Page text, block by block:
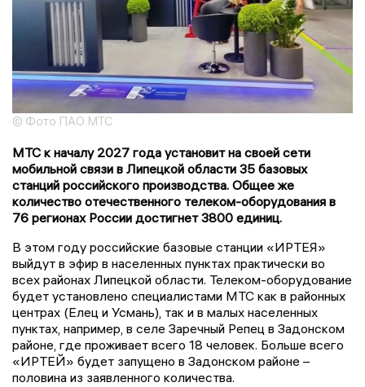
© Фото ПАО МТС
МТС к началу 2027 года установит на своей сети
мобильной связи в Липецкой области 35 базовых
станций российского производства. Общее же
количество отечественного телеком-оборудования в
76 регионах России достигнет 3800 единиц.
В этом году российские базовые станции «ИРТЕЯ»
выйдут в эфир в населенных пунктах практически во
всех районах Липецкой области. Телеком-оборудование
будет установлено специалистами МТС как в районных
центрах (Елец и Усмань), так и в малых населенных
пунктах, например, в селе Заречный Репец в Задонском
районе, где проживает всего 18 человек. Больше всего
«ИРТЕЙ» будет запущено в Задонском районе –
половина из заявленного количества.